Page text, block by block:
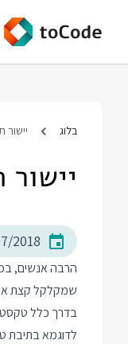
בלוג
2018
בדרך כלל